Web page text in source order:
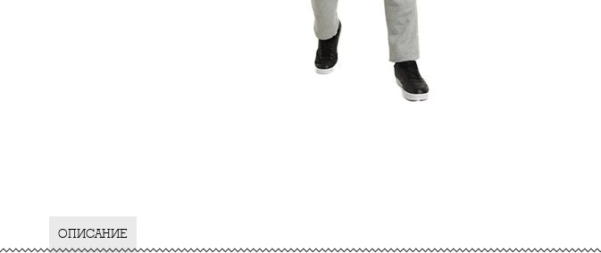
ОПИСАНИЕ